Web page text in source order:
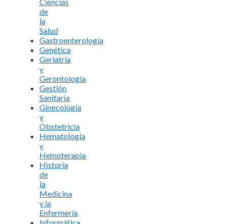
de
la
Salud
Gastroenterología
Genética
Geriatría
y
Gerontología
Gestión
Sanitaria
Ginecología
y
Obstetricia
Hematología
y
Hemoterapia
Historia
de
la
Medicina
y la
Enfermería